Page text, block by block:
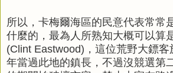
所以，卡梅爾海區的民意代表常常
什麼的，最為人所熟知大概可以算
(Clint Eastwood)，這位荒野大鏢
年當過此地的鎮長，不過沒競選第